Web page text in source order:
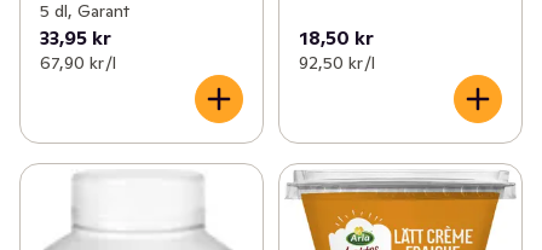
5 dl, Garant
33,95 kr
67,90 kr /l
18,50 kr
92,50 kr /l